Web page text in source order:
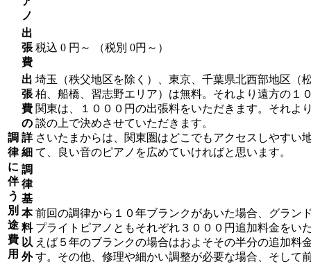
ノ
調
律
に
伴
う
別
途
費
用
出
張
費
税込 0 円～ （税別 0円～）
出
張
費
の
詳
細
埼玉（秩父地区を除く）、東京、千葉県北西部地区（
柏、船橋、習志野エリア）は無料。それより遠方の１
関東は、１０００円の出張料をいただきます。それよ
談の上で決めさせていただきます。
さいたまからは、関東圏はどこでもアクセスしやすい
て、良い音のピアノを広めていければと思います。
調
律
基
本
料
以
外
前回の調律から１０年ブランクがあいた場合、グラン
プライトピアノともそれぞれ３０００円追加料金をい
えば５年のブランクの場合はおよそその半分の追加料
す。その他、修理や細かい調整が必要な場合、そして